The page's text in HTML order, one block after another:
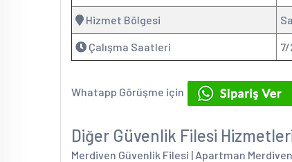
Hizmet Bölgesi
Çalışma Saatleri
Whatapp Görüşme için
Diğer Güvenlik Filesi
Merdiven Güvenlik Filesi | Apartman